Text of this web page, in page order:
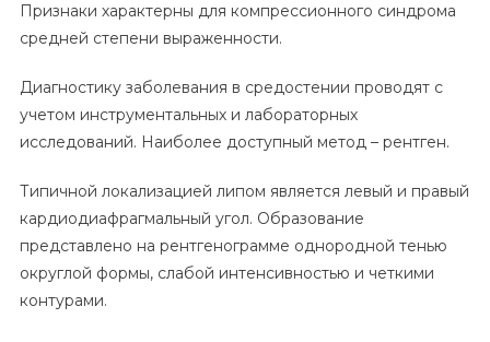
Признаки характерны для компрессионного синдрома
средней степени выраженности.
Диагностику заболевания в средостении проводят с
учетом инструментальных и лабораторных
исследований. Наиболее доступный метод – рентген.
Типичной локализацией липом является левый и правый
кардиодиафрагмальный угол. Образование
представлено на рентгенограмме однородной тенью
округлой формы, слабой интенсивностью и четкими
контурами.